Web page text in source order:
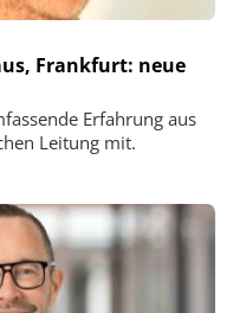
Frankfurt: neue
Erfahrung aus
Leitung mit.